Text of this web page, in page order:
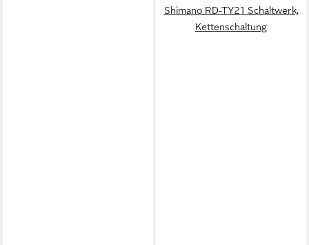
Shimano RD-TY21 Schaltwerk,
Kettenschaltung